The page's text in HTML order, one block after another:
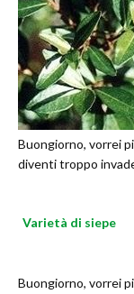
Buongiorno, vorrei
diventi troppo
Varietà di siepe
Buongiorno, vorrei